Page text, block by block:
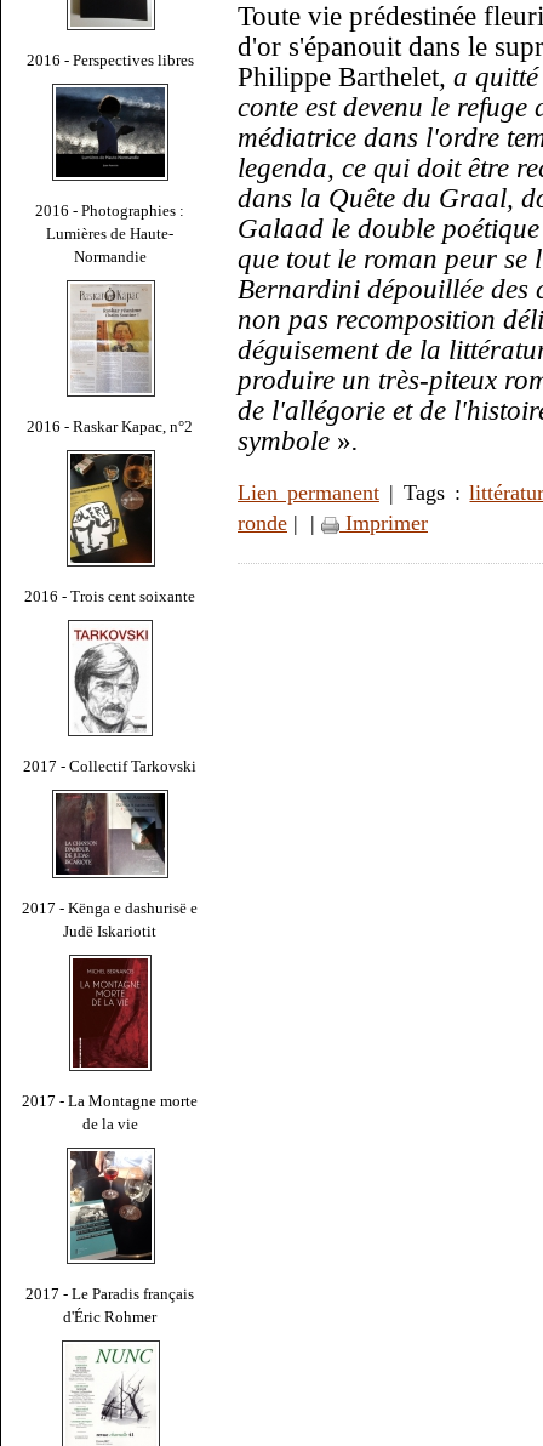
2016 - Perspectives libres
2016 - Photographies :
Lumières de Haute-
Normandie
2016 - Raskar Kapac, n°2
2016 - Trois cent soixante
2017 - Collectif Tarkovski
2017 - Kënga e dashurisë e
Judë Iskariotit
2017 - La Montagne morte
de la vie
2017 - Le Paradis français
d'Éric Rohmer
Toute vie prédestinée
d'or s'épanouit dans le
Philippe Barthelet, a
conte est devenu le refuge
médiatrice dans l'ordre
legenda, ce qui doit être
dans la Quête du Graal,
Galaad le double
que tout le roman peur se
Bernardini dépouillée des
non pas recomposition
déguisement de la
produire un très-piteux
de l'allégorie et de
symbole ».
Lien permanent| Tags :
ronde | | Imprimer